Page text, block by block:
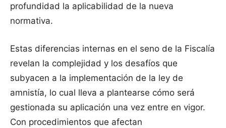
profundidad la aplicabilidad de la nueva
normativa.
Estas diferencias internas en el seno de la Fiscalía
revelan la complejidad y los desafíos que
subyacen a la implementación de la ley de
amnistía, lo cual lleva a plantearse cómo será
gestionada su aplicación una vez entre en vigor.
Con procedimientos que afectan